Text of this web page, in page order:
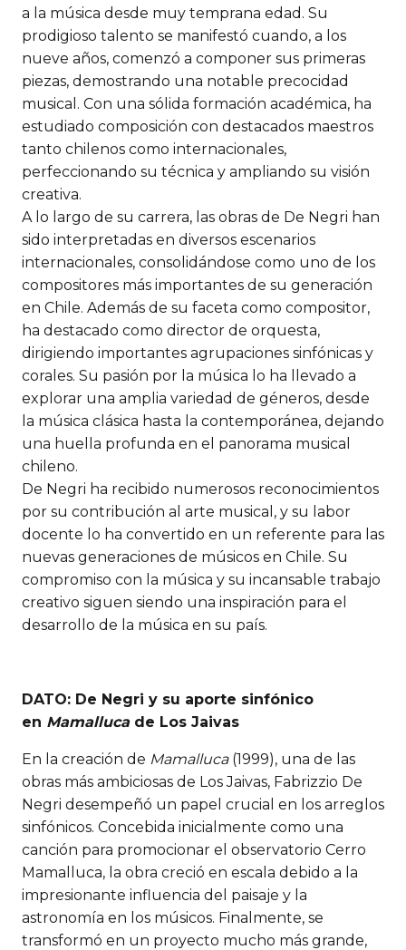
a la música desde muy temprana edad. Su
prodigioso talento se manifestó cuando, a los
nueve años, comenzó a componer sus primeras
piezas, demostrando una notable precocidad
musical. Con una sólida formación académica, ha
estudiado composición con destacados maestros
tanto chilenos como internacionales,
perfeccionando su técnica y ampliando su visión
creativa.
A lo largo de su carrera, las obras de De Negri han
sido interpretadas en diversos escenarios
internacionales, consolidándose como uno de los
compositores más importantes de su generación
en Chile. Además de su faceta como compositor,
ha destacado como director de orquesta,
dirigiendo importantes agrupaciones sinfónicas y
corales. Su pasión por la música lo ha llevado a
explorar una amplia variedad de géneros, desde
la música clásica hasta la contemporánea, dejando
una huella profunda en el panorama musical
chileno.
De Negri ha recibido numerosos reconocimientos
por su contribución al arte musical, y su labor
docente lo ha convertido en un referente para las
nuevas generaciones de músicos en Chile. Su
compromiso con la música y su incansable trabajo
creativo siguen siendo una inspiración para el
desarrollo de la música en su país.
DATO: De Negri y su aporte sinfónico
en Mamallucade Los Jaivas
En la creación de Mamalluca(1999), una de las
obras más ambiciosas de Los Jaivas, Fabrizzio De
Negri desempeñó un papel crucial en los arreglos
sinfónicos. Concebida inicialmente como una
canción para promocionar el observatorio Cerro
Mamalluca, la obra creció en escala debido a la
impresionante influencia del paisaje y la
astronomía en los músicos. Finalmente, se
transformó en un proyecto mucho más grande,